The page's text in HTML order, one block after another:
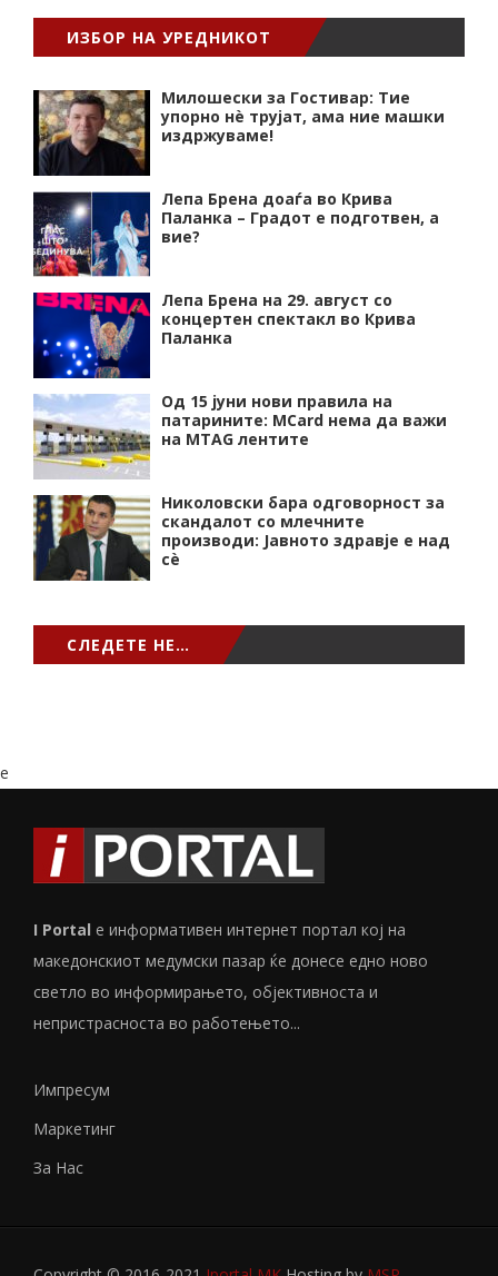
ИЗБОР НА УРЕДНИКОТ
Милошески за Гостивар: Тие
упорно нѐ трујат, ама ние машки
издржуваме!
Лепа Брена доаѓа во Крива
Паланка – Градот е подготвен, а
вие?
Лепа Брена на 29. август со
концертен спектакл во Крива
Паланка
Од 15 јуни нови правила на
патарините: MCard нема да важи
на MTAG лентите
Николовски бара одговорност за
скандалот со млечните
производи: Јавното здравје е над
сѐ
СЛЕДЕТЕ НЕ…
e
I Portal е информативен интернет портал кој на
македонскиот медумски пазар ќе донесе едно ново
светло во информирањето, објективноста и
непристрасноста во работењето...
Импресум
Маркетинг
За Нас